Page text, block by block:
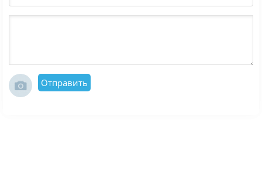
Отправить